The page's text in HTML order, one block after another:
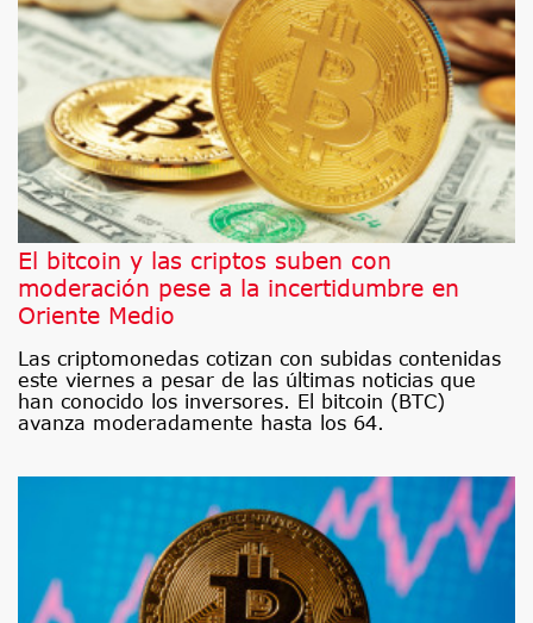
El bitcoin y las criptos suben con
moderación pese a la incertidumbre en
Oriente Medio
Las criptomonedas cotizan con subidas contenidas
este viernes a pesar de las últimas noticias que
han conocido los inversores. El bitcoin (BTC)
avanza moderadamente hasta los 64.